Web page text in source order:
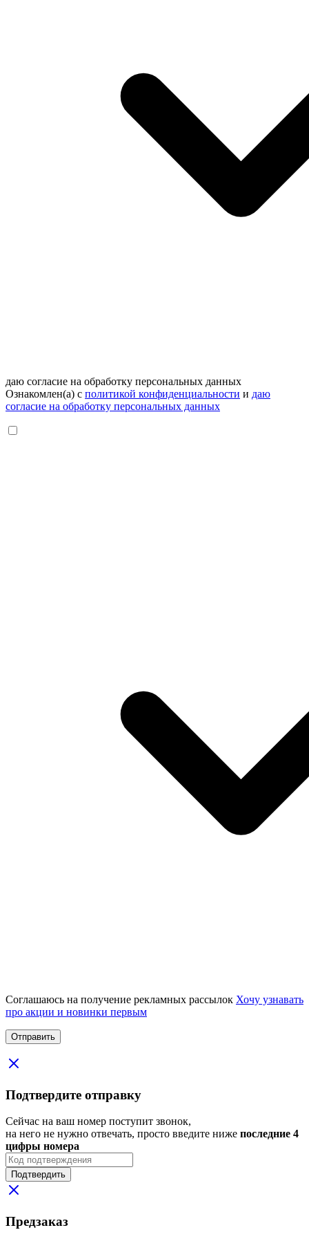
даю согласие на обработку персональных данных
Ознакомлен(а) с политикой конфиденциальности и даю
согласие на обработку персональных данных
Соглашаюсь на получение рекламных рассылок Хочу узнавать
про акции и новинки первым
Подтвердите отправку
Сейчас на ваш номер поступит звонок,
на него не нужно отвечать, просто введите ниже последние 4
цифры номера
Подтвердить
Предзаказ